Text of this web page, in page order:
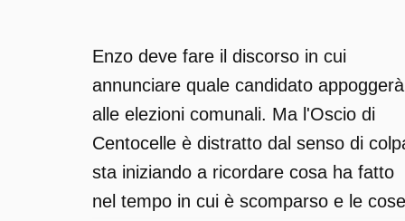
Enzo deve fare il discorso in cui
annunciare quale candidato appoggerà
alle elezioni comunali. Ma l'Oscio di
Centocelle è distratto dal senso di
sta iniziando a ricordare cosa ha fatto
nel tempo in cui è scomparso e le cose